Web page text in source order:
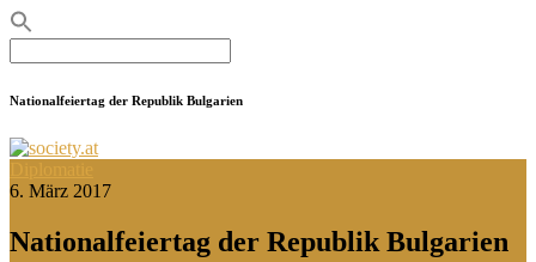
for:
Nationalfeiertag der Republik Bulgarien
6. März 2017
Nationalfeiertag der Republik Bulgarien